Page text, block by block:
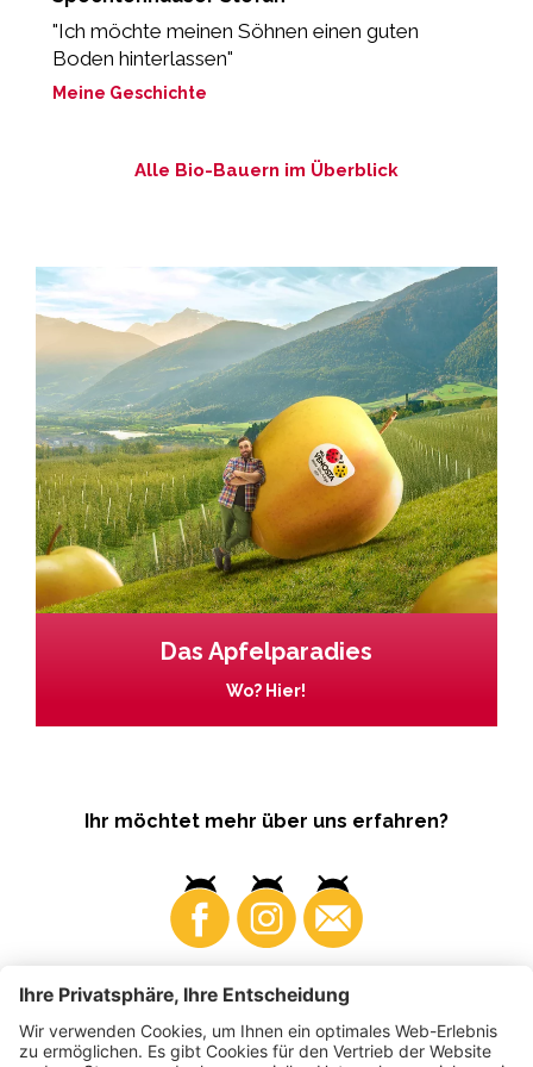
"Ich möchte meinen Söhnen einen guten
Boden hinterlassen"
Meine Geschichte
Alle Bio-Bauern im Überblick
Das Apfelparadies
Wo? Hier!
Ihr möchtet mehr über uns erfahren?
Business Produzenten